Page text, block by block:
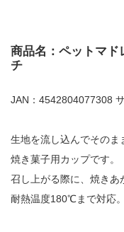
商品名：ペットマド
チ
JAN：4542804077308
生地を流し込んでそのま
焼き菓子用カップです。
召し上がる際に、焼きあ
耐熱温度180℃まで対応。